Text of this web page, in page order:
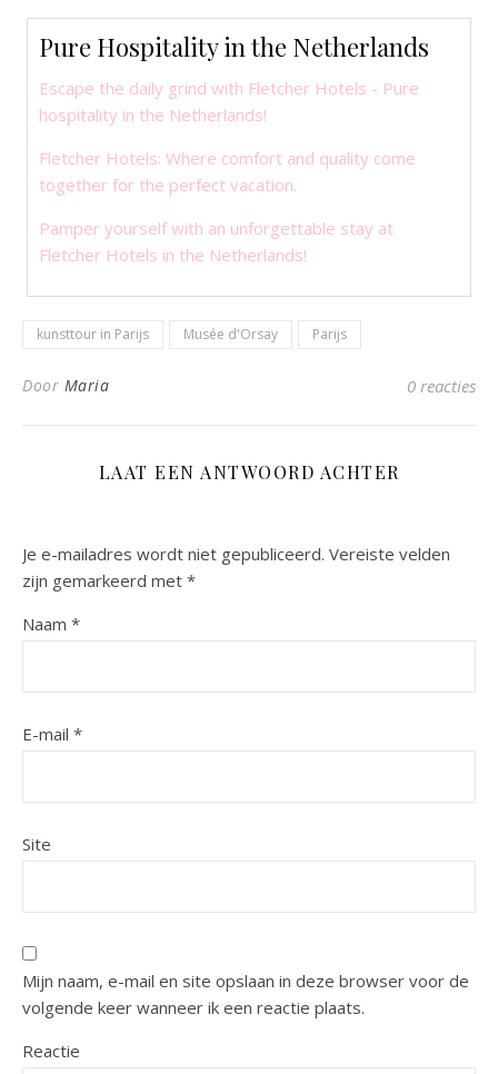
Pure Hospitality in the Netherlands
Escape the daily grind with Fletcher Hotels - Pure
hospitality in the Netherlands!
Fletcher Hotels: Where comfort and quality come
together for the perfect vacation.
Pamper yourself with an unforgettable stay at
Fletcher Hotels in the Netherlands!
kunsttour in Parijs Musée d'Orsay Parijs
Door Maria 0 reacties
LAAT EEN ANTWOORD ACHTER
Je e-mailadres wordt niet gepubliceerd. Vereiste velden
zijn gemarkeerd met *
Naam *
E-mail *
Site
Mijn naam, e-mail en site opslaan in deze browser voor de
volgende keer wanneer ik een reactie plaats.
Reactie